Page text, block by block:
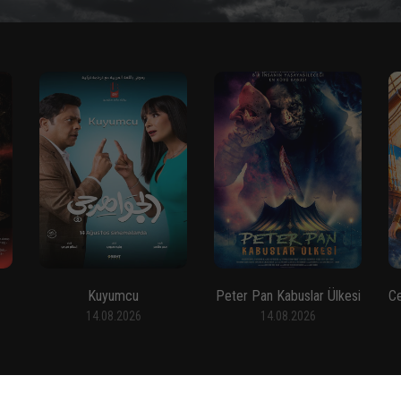
Kuyumcu
14.08.2026
Peter Pan Kabuslar Ülkesi
14.08.2026